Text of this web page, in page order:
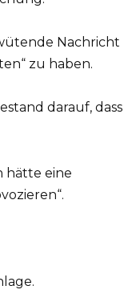
Nachricht
zu haben.
darauf, dass
hätte eine